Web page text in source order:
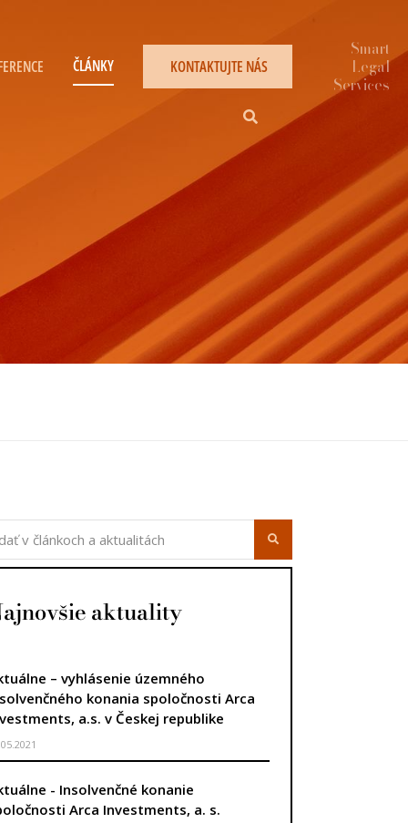
ČLÁNKY KONTAKTUJTE NÁS
aktuality
– vyhlásenie územného
konania spoločnosti Arca
a.s. v Českej republike
- Insolvenčné konanie
Arca Investments, a. s.